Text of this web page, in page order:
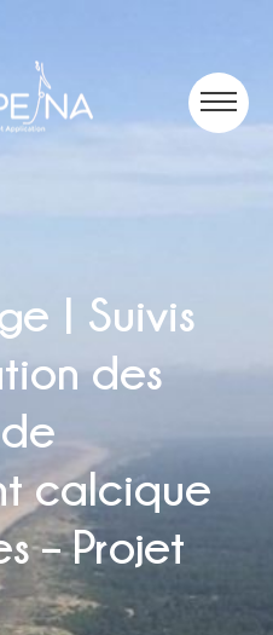
| Suivis
des
calcique
– Projet